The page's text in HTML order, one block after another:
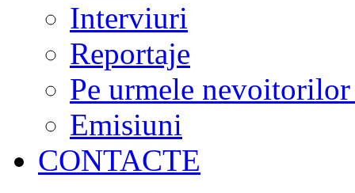
Interviuri
Reportaje
Pe urmele nevoitorilor
Emisiuni
CONTACTE